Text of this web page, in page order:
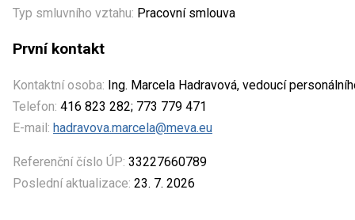
Typ smluvního vztahu: Pracovní smlouva
První kontakt
Kontaktní osoba: Ing. Marcela Hadravová, vedoucí
Telefon: 416 823 282; 773 779 471
E-mail: hadravova.marcela@meva.eu
Referenční číslo ÚP: 33227660789
Poslední aktualizace: 23. 7. 2026